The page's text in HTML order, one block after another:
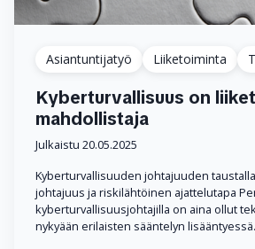
Asiantuntijatyö Liiketoiminta
Kyberturvallisuus on
mahdollistaja
Julkaistu 20.05.2025
Kyberturvallisuuden johtajuuden
johtajuus ja riskilähtöinen ajattelutapa
kyberturvallisuusjohtajilla on aina ollut
nykyään erilaisten sääntelyn